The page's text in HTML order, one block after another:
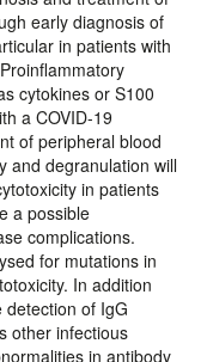
early diagnosis of
in patients with
cytokines or S100
a COVID-19
of peripheral blood
and degranulation will
in patients
a possible
complications.
for mutations in
In addition
of IgG
other infectious
in antibody